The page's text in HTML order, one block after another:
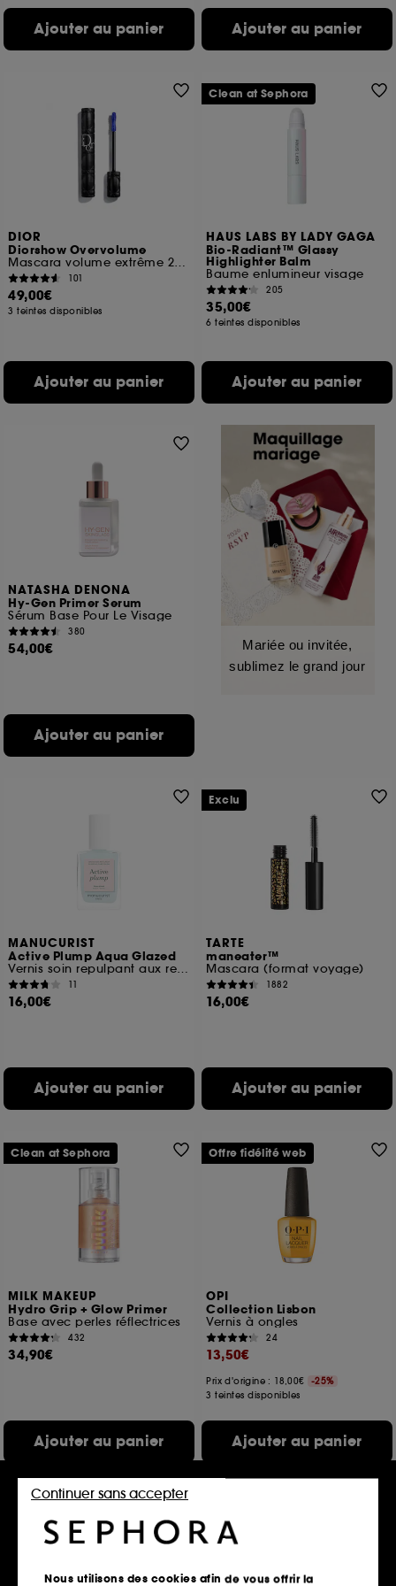
Ajouter au panier Ajouter au panier
DIOR
Diorshow Overvolume
Mascara volume extrême 24 h et définition cil-à-cil
101
49,00€
3 teintes disponibles
Ajouter au panier
HAUS LABS BY LADY GAGA
Bio-Radiant™ Glassy
Highlighter Balm
Baume enlumineur visage
205
35,00€
6 teintes disponibles
Ajouter au panier
Clean at Sephora
NATASHA DENONA
Hy-Gen Primer Serum
Sérum Base Pour Le Visage
380
54,00€
Ajouter au panier
Mariée ou invitée,
sublimez le grand jour
MANUCURIST
Active Plump Aqua Glazed
Vernis soin repulpant aux reflets bleu holographique
11
16,00€
Ajouter au panier
TARTE
maneater™
Mascara (format voyage)
1882
16,00€
Ajouter au panier
Exclu
MILK MAKEUP
Hydro Grip + Glow Primer
Base avec perles réflectrices
432
34,90€
Ajouter au panier
Clean at Sephora
OPI
Collection Lisbon
Vernis à ongles
24
13,50€
Prix d'origine : 18,00€
-25%
3 teintes disponibles
Ajouter au panier
Offre fidélité web
Nous utilisons des cookies afin de vous offrir la
Continuer sans accepter